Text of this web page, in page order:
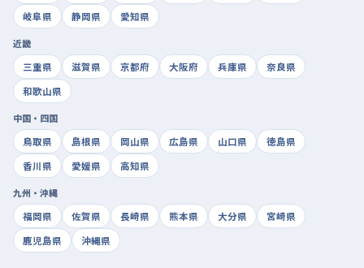
岐阜県
静岡県 愛知県
近畿
三重県
滋賀県 京都府 大阪府 兵庫県
奈良県
和歌山県
中国・四国
鳥取県
島根県 岡山県 広島県 山口県
徳島県
香川県
愛媛県 高知県
九州・沖縄
福岡県
佐賀県 長崎県 熊本県 大分県
宮崎県
鹿児島県
沖縄県